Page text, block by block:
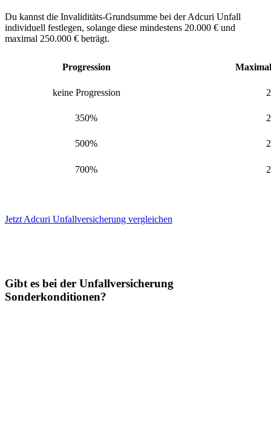
Du kannst die Invaliditäts-Grundsumme bei der Adcuri Unfall
individuell festlegen, solange diese mindestens 20.000 € und
maximal 250.000 € beträgt.
Progression
keine Progression
350%
500%
700%
Jetzt Adcuri Unfallversicherung vergleichen
Gibt es bei der Unfallversicherung
Sonderkonditionen?